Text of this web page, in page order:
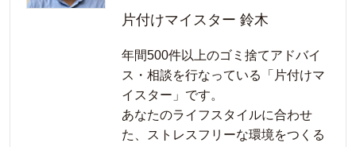
片付けマイスター 鈴木
年間500件以上のゴミ捨てアドバイ
ス・相談を行なっている「片付けマ
イスター」です。
あなたのライフスタイルに合わせ
た、ストレスフリーな環境をつくる